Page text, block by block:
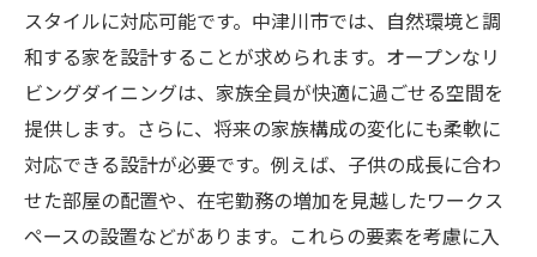
スタイルに対応可能です。中津川市では、自然環境と調
和する家を設計することが求められます。オープンなリ
ビングダイニングは、家族全員が快適に過ごせる空間を
提供します。さらに、将来の家族構成の変化にも柔軟に
対応できる設計が必要です。例えば、子供の成長に合わ
せた部屋の配置や、在宅勤務の増加を見越したワークス
ペースの設置などがあります。これらの要素を考慮に入